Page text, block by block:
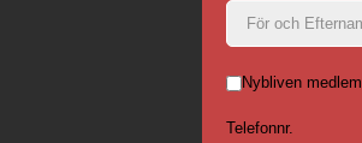
Nybliven medlem.
Telefonnr.